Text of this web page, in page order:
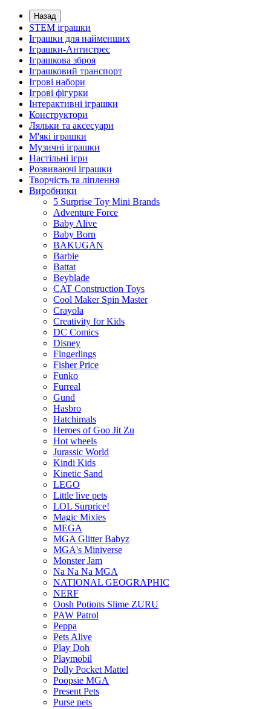
Назад
STEM іграшки
Іграшки для найменших
Іграшки-Антистрес
Іграшкова зброя
Іграшковий транспорт
Ігрові набори
Ігрові фігурки
Інтерактивні іграшки
Конструктори
Ляльки та аксесуари
М'які іграшки
Музичні іграшки
Настільні iгри
Розвиваючі іграшки
Творчість та ліплення
Виробники
5 Surprise Toy Mini Brands
Adventure Force
Baby Alive
Baby Born
BAKUGAN
Barbie
Battat
Beyblade
CAT Construction Toys
Cool Maker Spin Master
Crayola
Creativity for Kids
DC Comics
Disney
Fingerlings
Fisher Price
Funko
Furreal
Gund
Hasbro
Hatchimals
Heroes of Goo Jit Zu
Hot wheels
Jurassic World
Kindi Kids
Kinetic Sand
LEGO
Little live pets
LOL Surprice!
Magic Mixies
MEGA
MGA Glitter Babyz
MGA's Miniverse
Monster Jam
Na Na Na MGA
NATIONAL GEOGRAPHIC
NERF
Oosh Potions Slime ZURU
PAW Patrol
Peppa
Pets Alive
Play Doh
Playmobil
Polly Pocket Mattel
Poopsie MGA
Present Pets
Purse pets